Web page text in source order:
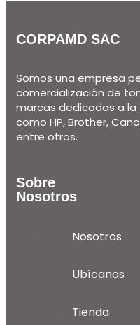
CORPAMD SAC
Somos una empresa
comercialización de
marcas dedicadas a
como HP, Brother,
entre otros.
Sobre
Nosotros
Nosotros
Ubícanos
Tienda